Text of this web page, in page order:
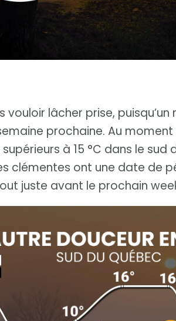
vouloir lâcher prise,
prochaine. Au
à 15 °C dans le
clémentes ont une date de
juste avant le prochain